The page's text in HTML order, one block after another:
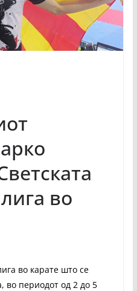
во
во карате што се
во периодот од 2 до 5